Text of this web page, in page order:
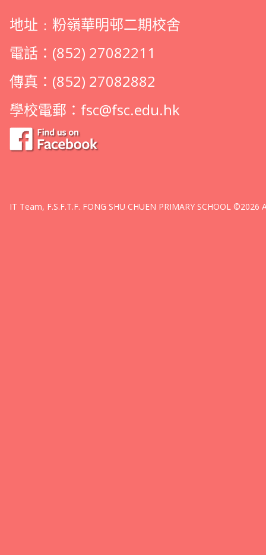
地址﹕粉嶺華明邨二期校舍
電話：(852) 27082211
傳真：(852) 27082882
學校電郵： fsc@fsc.edu.hk
IT Team, F.S.F.T.F. FONG SHU CHUEN PRIMARY SCHOOL ©2026